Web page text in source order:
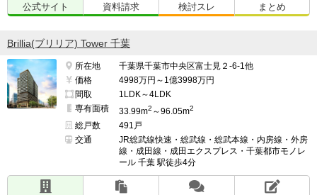
公式サイト 資料請求 検討スレ まとめ
Brillia(ブリリア) Tower 千葉
所在地
千葉県千葉市中央区富士見２-6-1他
価格
4998万円～1億3998万円
間取
1LDK～4LDK
専有面積
33.99m2 ～96.05m2
総戸数
491戸
交通
JR総武線快速・総武線・総武本線・内房線・外房
線・成田線・成田エクスプレス・千葉都市モノレ
ール 千葉 駅徒歩4分